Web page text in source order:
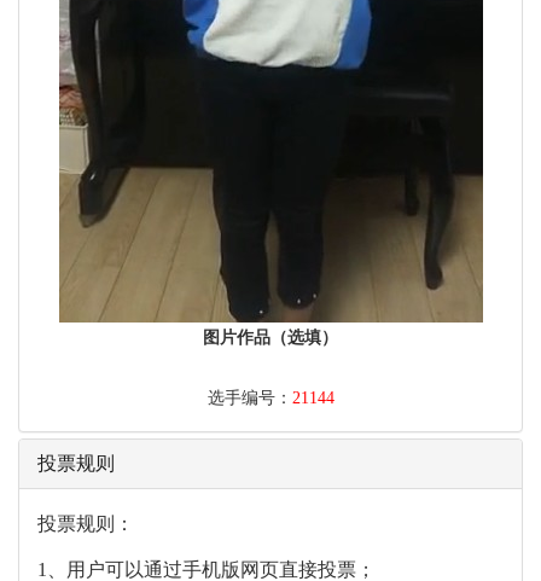
图片作品（选填）
选手编号： 21144
投票规则
投票规则：
1、用户可以通过手机版网页直接投票；